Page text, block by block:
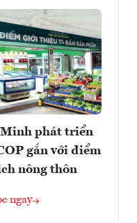
Minh phát triển
gắn với điểm
nông thôn
ngay